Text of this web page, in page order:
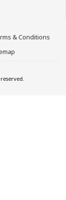
& Conditions